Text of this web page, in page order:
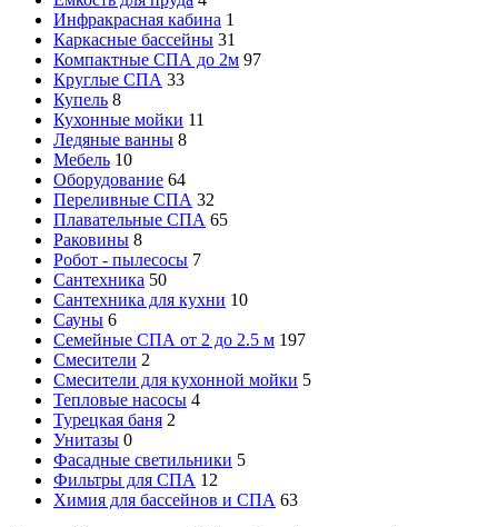
Инфракрасная кабина 1
Каркасные бассейны 31
Компактные СПА до 2м 97
Круглые СПА 33
Купель 8
Кухонные мойки 11
Ледяные ванны 8
Мебель 10
Оборудование 64
Переливные СПА 32
Плавательные СПА 65
Раковины 8
Робот - пылесосы 7
Сантехника 50
Сантехника для кухни 10
Сауны 6
Семейные СПА от 2 до 2.5 м 197
Смесители 2
Смесители для кухонной мойки 5
Тепловые насосы 4
Турецкая баня 2
Унитазы 0
Фасадные светильники 5
Фильтры для СПА 12
Химия для бассейнов и СПА 63